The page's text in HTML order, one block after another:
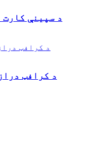
د سپینې کارت
د کرافټ